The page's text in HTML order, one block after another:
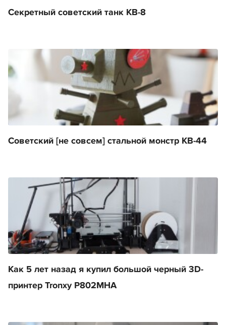
Секретный советский танк КВ-8
Советский [не совсем] стальной монстр КВ-44
Как 5 лет назад я купил большой черный 3D-
принтер Tronxy P802MHA